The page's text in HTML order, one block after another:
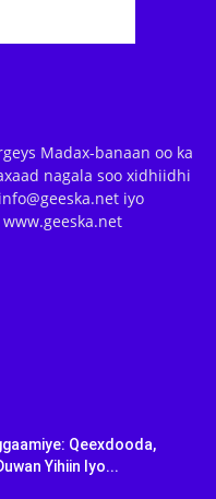
Madax-banaan oo ka
nagala soo xidhiidhi
iyo
Qeexdooda,
Yihiin Iyo...